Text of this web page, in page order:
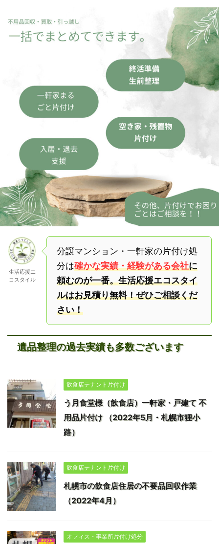
生活応援エ
コスタイル
分譲マンション・一軒家の片付け処
分は確かな実績・経験がある会社に
頼むのが一番。生活応援エコスタイ
ルはお見積り無料！ぜひご相談くだ
さい！
遺品整理の過去実績も多数ございます
飲食店テナント片付け
う月食堂様（飲食店）一軒家・戸建て 不
用品片付け （2022年5月・札幌市狸小
路）
飲食店テナント片付け
札幌市の飲食店住居の不要品回収作業
（2022年4月）
オフィス・事業所片付け処分